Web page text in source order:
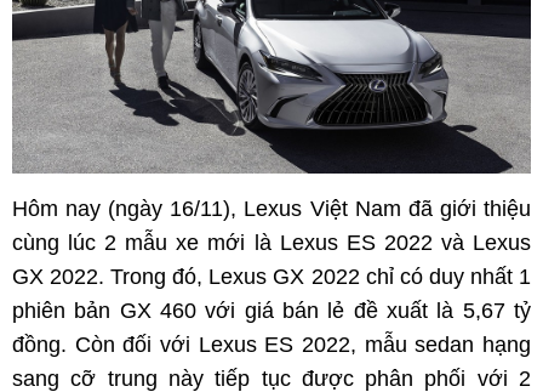
Hôm nay (ngày 16/11), Lexus Việt Nam đã giới thiệu
cùng lúc 2 mẫu xe mới là Lexus ES 2022 và Lexus
GX 2022. Trong đó, Lexus GX 2022 chỉ có duy nhất 1
phiên bản GX 460 với giá bán lẻ đề xuất là 5,67 tỷ
đồng. Còn đối với Lexus ES 2022, mẫu sedan hạng
sang cỡ trung này tiếp tục được phân phối với 2